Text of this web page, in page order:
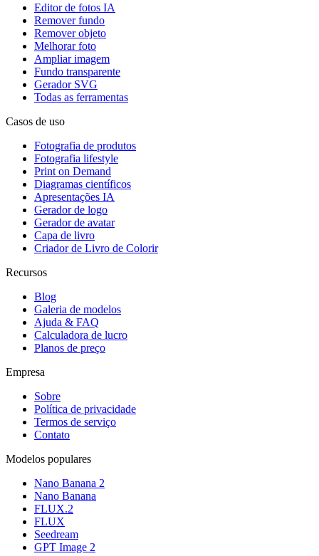
Editor de fotos IA
Remover fundo
Remover objeto
Melhorar foto
Ampliar imagem
Fundo transparente
Gerador SVG
Todas as ferramentas
Casos de uso
Fotografia de produtos
Fotografia lifestyle
Print on Demand
Diagramas científicos
Apresentações IA
Gerador de logo
Gerador de avatar
Capa de livro
Criador de Livro de Colorir
Recursos
Blog
Galeria de modelos
Ajuda & FAQ
Calculadora de lucro
Planos de preço
Empresa
Sobre
Política de privacidade
Termos de serviço
Contato
Modelos populares
Nano Banana 2
Nano Banana
FLUX.2
FLUX
Seedream
GPT Image 2